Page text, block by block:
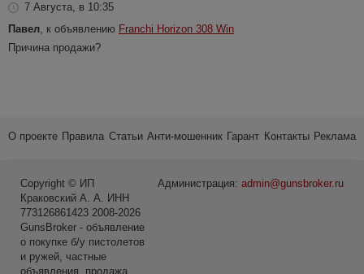
7 Августа, в 10:35
Павел, к объявлению Franchi Horizon 308 Win
Причина продажи?
О проекте Правила Статьи Анти-мошенник Гарант Контакты Реклама
Администрация: admin@gunsbroker.ru
Copyright © ИП
Краковский А. А. ИНН
773126861423 2008-2026
GunsBroker - объявление
о покупке б/у пистолетов
и ружей, частные
объявления, продажа